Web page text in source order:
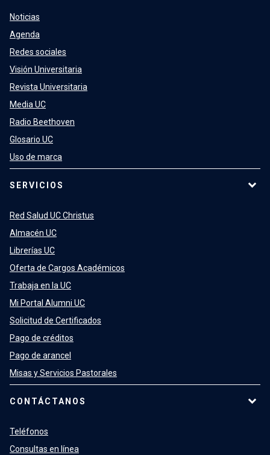
Noticias
Agenda
Redes sociales
Visión Universitaria
Revista Universitaria
Media UC
Radio Beethoven
Glosario UC
Uso de marca
SERVICIOS
Red Salud UC Christus
Almacén UC
Librerías UC
Oferta de Cargos Académicos
Trabaja en la UC
Mi Portal Alumni UC
Solicitud de Certificados
Pago de créditos
Pago de arancel
Misas y Servicios Pastorales
CONTÁCTANOS
Teléfonos
Consultas en línea